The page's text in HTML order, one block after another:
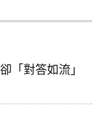
「對答如流」